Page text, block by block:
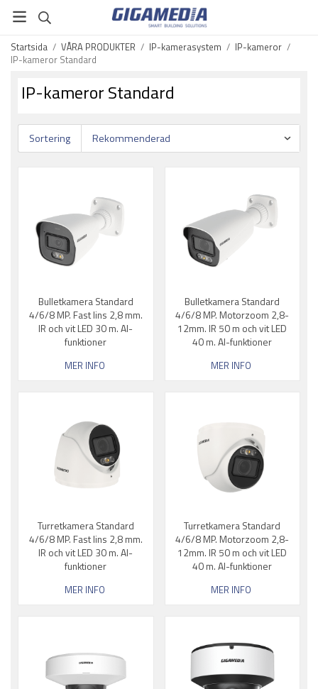
Startsida / VÅRA PRODUKTER / IP-kamerasystem / IP-kameror /
IP-kameror Standard
IP-kameror Standard
Sortering
Bulletkamera Standard
4/6/8 MP. Fast lins 2,8 mm.
IR och vit LED 30 m. AI-
funktioner
MER INFO
Bulletkamera Standard
4/6/8 MP. Motorzoom 2,8-
12mm. IR 50 m och vit LED
40 m. AI-funktioner
MER INFO
Turretkamera Standard
4/6/8 MP. Fast lins 2,8 mm.
IR och vit LED 30 m. AI-
funktioner
MER INFO
Turretkamera Standard
4/6/8 MP. Motorzoom 2,8-
12mm. IR 50 m och vit LED
40 m. AI-funktioner
MER INFO